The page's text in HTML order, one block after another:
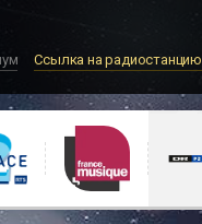
Ссылка на радиостанцию